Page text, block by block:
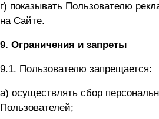
г) показывать Пользователю
на Сайте.
9. Ограничения и запреты
9.1. Пользователю запрещается:
а) осуществлять сбор
Пользователей;